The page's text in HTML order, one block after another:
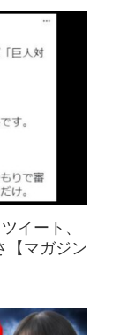
イート、
【マガジン